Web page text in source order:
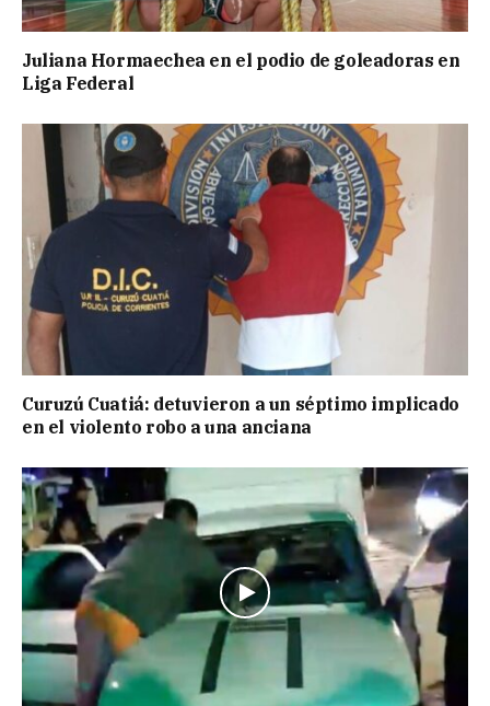
Juliana Hormaechea en el podio de goleadoras en
Liga Federal
Curuzú Cuatiá: detuvieron a un séptimo implicado
en el violento robo a una anciana